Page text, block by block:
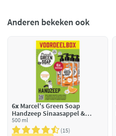
Anderen bekeken ook
6x Marcel's Green Soap
Handzeep Sinaasappel &
Jasmijn
500 ml
15